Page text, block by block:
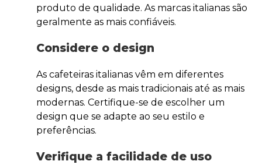
produto de qualidade. As marcas italianas são
geralmente as mais confiáveis.
Considere o design
As cafeteiras italianas vêm em diferentes
designs, desde as mais tradicionais até as mais
modernas. Certifique-se de escolher um
design que se adapte ao seu estilo e
preferências.
Verifique a facilidade de uso